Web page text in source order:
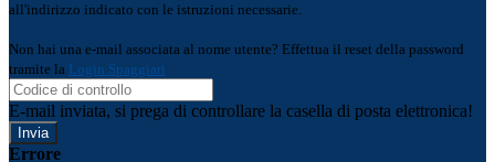
all'indirizzo indicato con le istruzioni necessarie.
Non hai una e-mail associata al nome utente? Effettua il reset della password
tramite la Login Spaggiari
E-mail inviata, si prega di controllare la casella di posta elettronica!
Errore